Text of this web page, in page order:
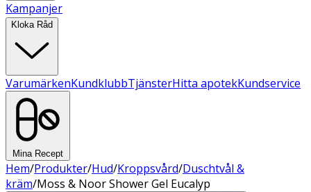
Kampanjer
Kloka Råd
VarumärkenKundklubbTjänsterHitta apotekKundservice
Mina Recept
Hem/Produkter/Hud/Kroppsvård/Duschtvål &
kräm/Moss & Noor Shower Gel Eucalyp